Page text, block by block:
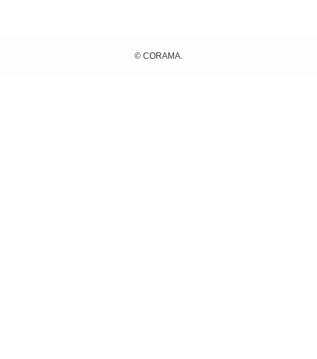
© CORAMA.